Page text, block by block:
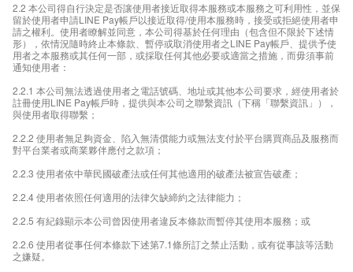
2.2 本公司得自行決定是否讓使用者接近取得本服務或本服務之可利用性，並保
留於使用者申請LINE Pay帳戶以接近取得/使用本服務時，接受或拒絕使用者申
請之權利。使用者瞭解並同意，本公司得基於任何理由（包含但不限於下述情
形），依情況隨時終止本條款、暫停或取消使用者之LINE Pay帳戶、提供予使
用者之本服務或其任何一部，或採取任何其他必要或適當之措施，而毋須事前
通知使用者：
2.2.1 本公司無法透過使用者之電話號碼、地址或其他本公司要求，經使用者於
註冊使用LINE Pay帳戶時，提供與本公司之聯繫資訊（下稱「聯繫資訊」），
與使用者取得聯繫；
2.2.2 使用者無足夠資金、陷入無清償能力或無法支付於平台購買商品及服務而
對平台業者或商業夥伴應付之款項；
2.2.3 使用者依中華民國破產法或任何其他適用的破產法被宣告破產；
2.2.4 使用者依照任何適用的法律欠缺締約之法律能力；
2.2.5 有紀錄顯示本公司曾因使用者違反本條款而暫停其使用本服務；或
2.2.6 使用者從事任何本條款下述第7.1條所訂之禁止活動，或有從事該等活動
之嫌疑。